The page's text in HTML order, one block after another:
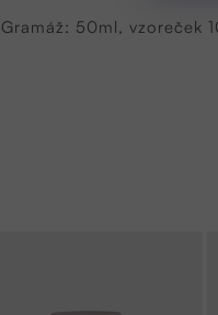
Gramáž: 50ml, vzoreček